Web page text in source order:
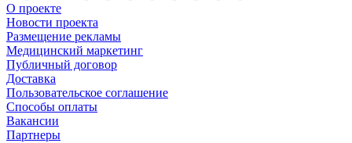
О проекте
Новости проекта
Размещение рекламы
Медицинский маркетинг
Публичный договор
Доставка
Пользовательское соглашение
Способы оплаты
Вакансии
Партнеры